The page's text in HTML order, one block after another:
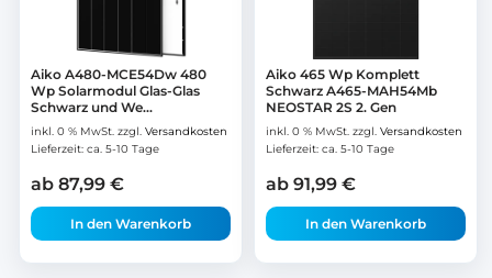
Aiko A480-MCE54Dw 480
Wp Solarmodul Glas-Glas
Schwarz und We...
inkl. 0 % MwSt. zzgl. Versandkosten
Lieferzeit: ca. 5-10 Tage
ab 87,99 €
In den Warenkorb
Aiko 465 Wp Komplett
Schwarz A465-MAH54Mb
NEOSTAR 2S 2. Gen
inkl. 0 % MwSt. zzgl. Versandkosten
Lieferzeit: ca. 5-10 Tage
ab 91,99 €
In den Warenkorb